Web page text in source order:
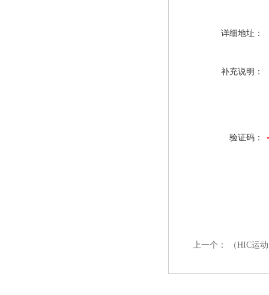
详细地址：
补充说明：
验证码：
上一个： （HIC运